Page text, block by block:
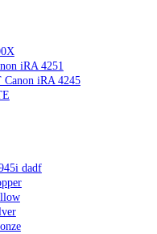
iRA 4251
iRA 4245
dadf